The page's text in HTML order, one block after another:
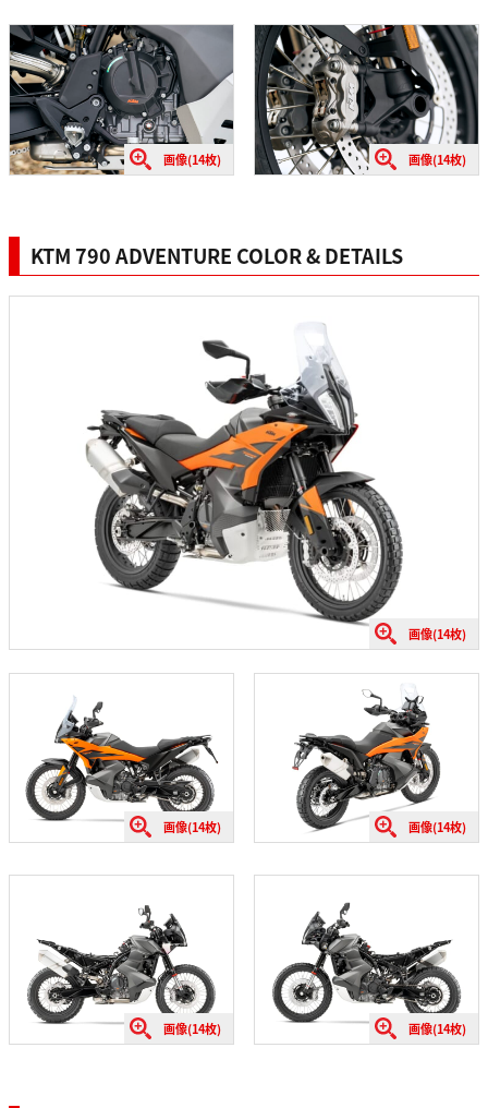
画像(14枚) 画像(14枚)
KTM 790 ADVENTURE COLOR & DETAILS
画像(14枚)
画像(14枚) 画像(14枚)
画像(14枚) 画像(14枚)